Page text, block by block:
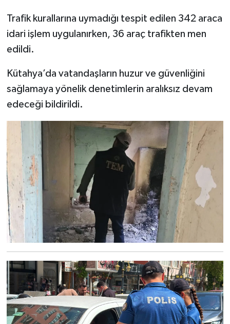
Trafik kurallarına uymadığı tespit edilen 342 araca
idari işlem uygulanırken, 36 araç trafikten men
edildi.
Kütahya’da vatandaşların huzur ve güvenliğini
sağlamaya yönelik denetimlerin aralıksız devam
edeceği bildirildi.
Simav
Spor
Teknoloji
Türkiye
Video Galeri
Yaşam
Yemek Tarifleri